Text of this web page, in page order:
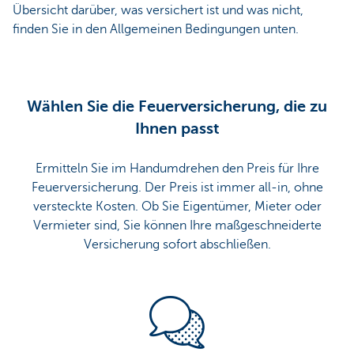
Übersicht darüber, was versichert ist und was nicht,
finden Sie in den Allgemeinen Bedingungen unten.
Wählen Sie die Feuerversicherung, die zu
Ihnen passt
Ermitteln Sie im Handumdrehen den Preis für Ihre
Feuerversicherung. Der Preis ist immer all-in, ohne
versteckte Kosten. Ob Sie Eigentümer, Mieter oder
Vermieter sind, Sie können Ihre maßgeschneiderte
Versicherung sofort abschließen.